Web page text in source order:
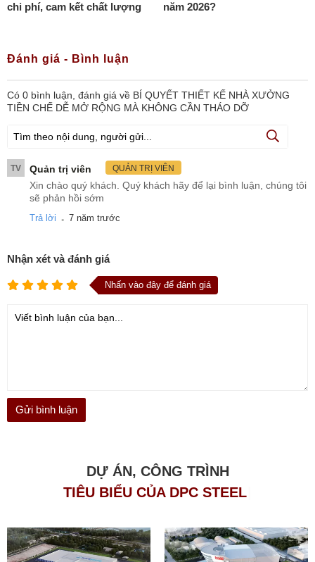
chi phí, cam kết chất lượng
năm 2026?
Đánh giá - Bình luận
Có 0 bình luận, đánh giá về BÍ QUYẾT THIẾT KẾ NHÀ XƯỞNG
TIỀN CHẾ DỄ MỞ RỘNG MÀ KHÔNG CẦN THÁO DỠ
TV Quản trị viên QUẢN TRỊ VIÊN
Xin chào quý khách. Quý khách hãy để lại bình luận, chúng tôi
sẽ phản hồi sớm
Trả lời . 7 năm trước
Nhận xét và đánh giá
Nhấn vào đây để đánh giá
DỰ ÁN, CÔNG TRÌNH
TIÊU BIỂU CỦA DPC STEEL